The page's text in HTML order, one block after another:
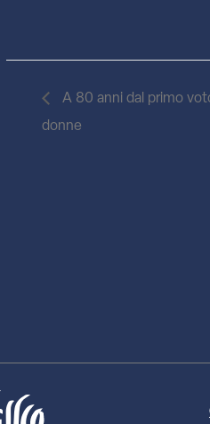
A 80 anni dal primo
donne